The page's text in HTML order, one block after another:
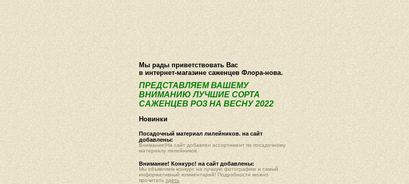
О компании Как купить Фотогалерея Статьи Опт Контакты
Мы рады приветствовать Вас
в интернет-магазине саженцев Флора-нова.
ПРЕДСТАВЛЯЕМ ВАШЕМУ
ВНИМАНИЮ ЛУЧШИЕ СОРТА
САЖЕНЦЕВ РОЗ НА ВЕСНУ 2022
Новинки
Посадочный материал лилейников. на сайт
добавлены:
Внимание!На сайт добавлен ассортимент по посадочному
материалу лилейников.
Внимание! Конкурс! на сайт добавлены:
Мы объявляем конкурс на лучшую фотографию и самый
информативный комментарий! Подробности можно
прочитать здесь